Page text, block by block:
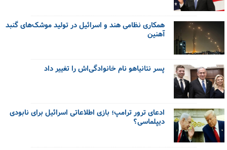
همکاری نظامی هند و اسرائیل در تولید موشک‌های گنبد
آهنین
پسر نتانیاهو نام خانوادگی‌اش را تغییر داد
ادعای ترور ترامپ؛ بازی اطلاعاتی اسرائیل برای نابودی
دیپلماسی؟